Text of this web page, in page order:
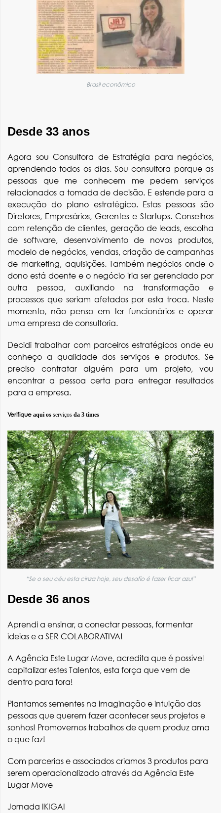
Brasil econômico
Desde 33 anos
Agora sou Consultora de Estratégia para negócios,
aprendendo todos os dias. Sou consultora porque as
pessoas que me conhecem me pedem serviços
relacionados a tomada de decisão. E estende para a
execução do plano estratégico. Estas pessoas são
Diretores, Empresários, Gerentes e Startups. Conselhos
com retenção de clientes, geração de leads, escolha
de software, desenvolvimento de novos produtos,
modelo de negócios, vendas, criação de campanhas
de marketing, aquisições. Também negócios onde o
dono está doente e o negócio iria ser gerenciado por
outra pessoa, auxiliando na transformação e
processos que seriam afetados por esta troca. Neste
momento, não penso em ter funcionários e operar
uma empresa de consultoria.
Decidi trabalhar com parceiros estratégicos onde eu
conheço a qualidade dos serviços e produtos. Se
preciso contratar alguém para um projeto, vou
encontrar a pessoa certa para entregar resultados
para a empresa.
Verifique aqui os serviços da 3 times
“Se o seu céu esta cinza hoje, seu desafio é fazer ficar azul”
Desde 36 anos
Aprendi a ensinar, a conectar pessoas, formentar
ideias e a SER COLABORATIVA!
A Agência Este Lugar Move, acredita que é possível
capitalizar estes Talentos, esta força que vem de
dentro para fora!
Plantamos sementes na imaginação e intuição das
pessoas que querem fazer acontecer seus projetos e
sonhos! Promovemos trabalhos de quem produz ama
o que faz!
Com parcerias e associados criamos 3 produtos para
serem operacionalizado através da Agência Este
Lugar Move
Jornada IKIGAI